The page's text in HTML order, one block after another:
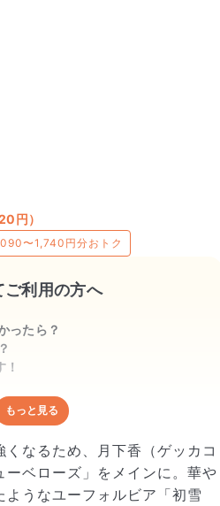
円）
〜1,740円分おトク
ご利用の方へ
ったら？
吸いやすくなる処理）を施し、専用
お届けしています。きゅっとまとめ
ますが、輸送中の衝撃による折れや
ます。
もっと見る
なるため、月下香（ゲッカコ
ーベローズ」をメインに。華や
うなユーフォルビア「初雪